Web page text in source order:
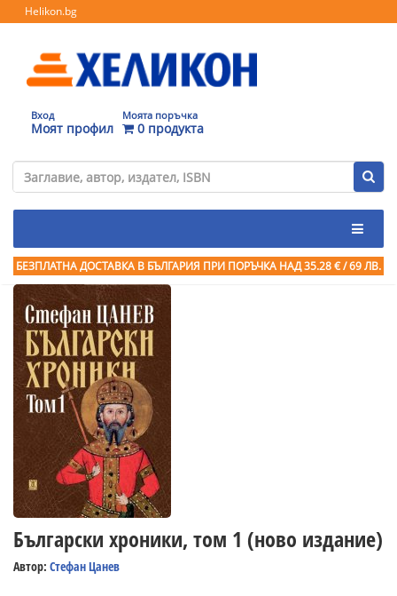
Helikon.bg
Вход
Моят профил
Моята поръчка
0 продукта
БЕЗПЛАТНА ДОСТАВКА В БЪЛГАРИЯ ПРИ ПОРЪЧКА НАД 35.28 € / 69 ЛВ.
Български хроники, том 1 (ново издание)
Автор: Стефан Цанев